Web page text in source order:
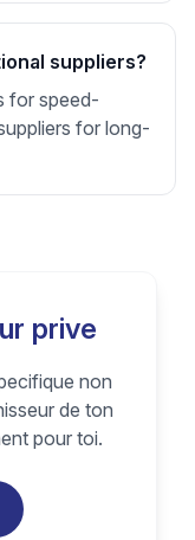
suppliers?
for speed-
for long-
prive
non
de ton
pour toi.